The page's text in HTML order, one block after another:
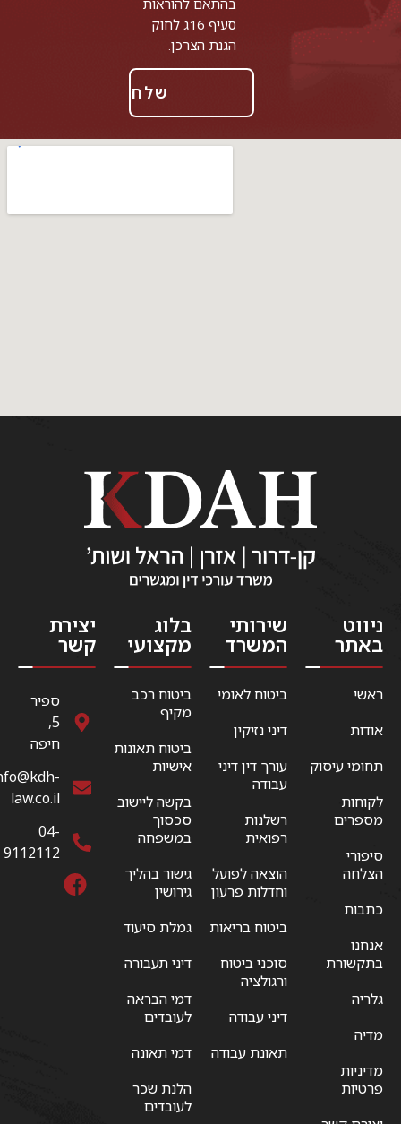
סעיף 16ג לחוק
הגנת הצרכן.
ניווט
באתר
ראשי
אודות
תחומי עיסוק
לקוחות
מספרים
סיפורי
הצלחה
כתבות
אנחנו
בתקשורת
גלריה
מדיה
מדיניות
פרטיות
שירותי
המשרד
ביטוח לאומי
דיני נזיקין
עורך דין דיני
עבודה
רשלנות
רפואית
הוצאה לפועל
וחדלות פרעון
ביטוח בריאות
סוכני ביטוח
ורגולציה
דיני עבודה
תאונת עבודה
בלוג
מקצועי
ביטוח רכב
מקיף
ביטוח תאונות
אישיות
בקשה ליישוב
סכסוך
במשפחה
גישור בהליך
גירושין
גמלת סיעוד
דיני תעבורה
דמי הבראה
לעובדים
דמי תאונה
הלנת שכר
לעובדים
יצירת
קשר
ספיר
5,
חיפה
law.co.il
04-
9112112